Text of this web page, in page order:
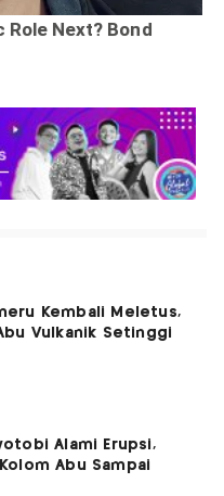
Kembali Meletus,
Vulkanik Setinggi
Alami Erupsi,
Abu Sampai